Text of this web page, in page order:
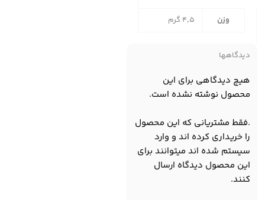
وزن 4,5 گرم
دیدگاهها
هیچ دیدگاهی برای این
محصول نوشته نشده است.
.فقط مشتریانی که این محصول
را خریداری کرده اند و وارد
سیستم شده اند میتوانند برای
این محصول دیدگاه ارسال
کنند.